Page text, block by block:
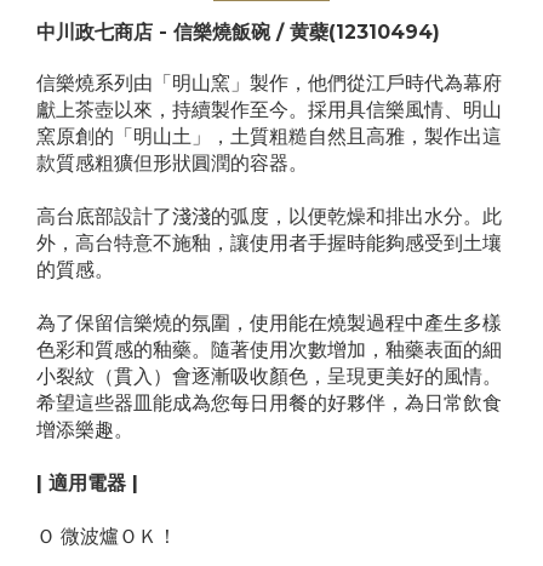
中川政七商店 - 信樂燒飯碗 / 黄蘗(12310494)
信樂燒系列由「明山窯」製作，他們從江戶時代為幕府
獻上茶壺以來，持續製作至今。採用具信樂風情、明山
窯原創的「明山土」，土質粗糙自然且高雅，製作出這
款質感粗獷但形狀圓潤的容器。
高台底部設計了淺淺的弧度，以便乾燥和排出水分。此
外，高台特意不施釉，讓使用者手握時能夠感受到土壤
的質感。
為了保留信樂燒的氛圍，使用能在燒製過程中產生多樣
色彩和質感的釉藥。隨著使用次數增加，釉藥表面的細
小裂紋（貫入）會逐漸吸收顏色，呈現更美好的風情。
希望這些器皿能成為您每日用餐的好夥伴，為日常飲食
增添樂趣。
| 適用電器 |
Ｏ 微波爐 ＯＫ！